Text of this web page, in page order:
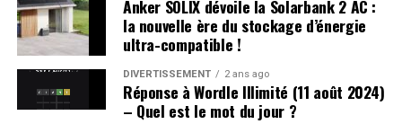
jour future de l’application. L’avenir du réseau social
pourrait dépendre des décisions du nouveau président
des États-Unis.
DÉCLARATION DE TIKTOK :
Anker SOLIX dévoile la Solarbank 2 AC :
la nouvelle ère du stockage d’énergie
ultra-compatible !
DIVERTISSEMENT 2 ans ago
Réponse à Wordle Illimité (11 août 2024)
– Quel est le mot du jour ?